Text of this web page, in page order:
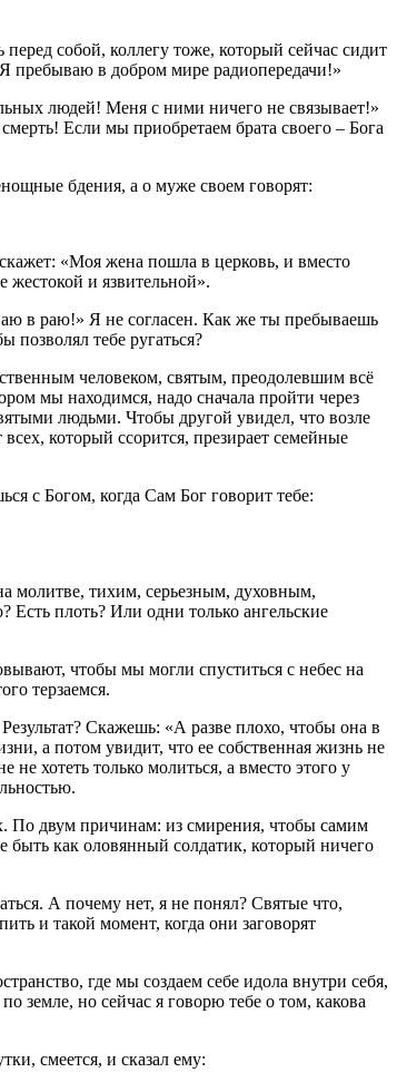
собой, коллегу тоже, который сейчас сидит
пребываю в добром мире радиопередачи!»
людей! Меня с ними ничего не связывает!»
Если мы приобретаем брата своего – Бога
бдения, а о муже своем говорят:
«Моя жена пошла в церковь, и вместо
жестокой и язвительной».
в раю!» Я не согласен. Как же ты пребываешь
позволял тебе ругаться?
человеком, святым, преодолевшим всё
мы находимся, надо сначала пройти через
людьми. Чтобы другой увидел, что возле
который ссорится, презирает семейные
с Богом, когда Сам Бог говорит тебе:
молитве, тихим, серьезным, духовным,
плоть? Или одни только ангельские
чтобы мы могли спуститься с небес на
терзаемся.
Скажешь: «А разве плохо, чтобы она в
а потом увидит, что ее собственная жизнь не
хотеть только молиться, а вместо этого у
По двум причинам: из смирения, чтобы самим
быть как оловянный солдатик, который ничего
А почему нет, я не понял? Святые что,
и такой момент, когда они заговорят
где мы создаем себе идола внутри себя,
земле, но сейчас я говорю тебе о том, какова
смеется, и сказал ему: